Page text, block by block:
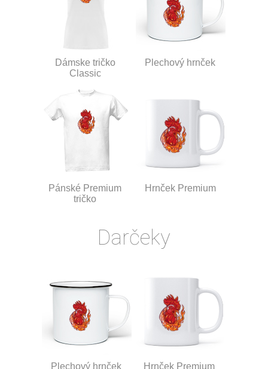
Dámske tričko
Classic
Plechový hrnček
Pánské Premium
tričko
Hrnček Premium
Darčeky
Plechový hrnček Hrnček Premium